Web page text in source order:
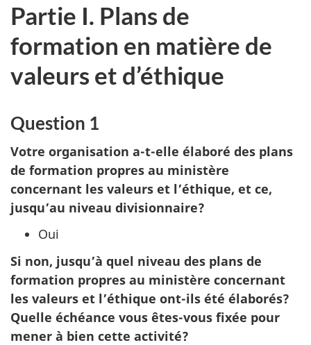
Partie I. Plans de
formation en matière de
valeurs et d’éthique
Question 1
Votre organisation a-t-elle élaboré des plans
de formation propres au ministère
concernant les valeurs et l’éthique, et ce,
jusqu’au niveau divisionnaire?
Oui
Si non, jusqu’à quel niveau des plans de
formation propres au ministère concernant
les valeurs et l’éthique ont-ils été élaborés?
Quelle échéance vous êtes-vous fixée pour
mener à bien cette activité?